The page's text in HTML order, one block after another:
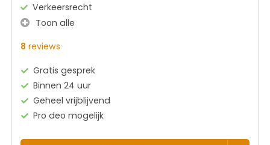
Verkeersrecht
Toon alle
8 reviews
Gratis gesprek
Binnen 24 uur
Geheel vrijblijvend
Pro deo mogelijk